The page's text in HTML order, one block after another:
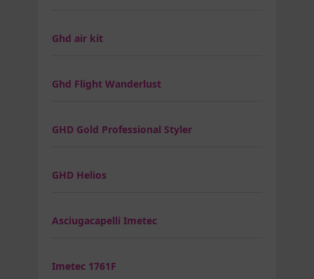
Ghd air kit
Ghd Flight Wanderlust
GHD Gold Professional Styler
GHD Helios
Asciugacapelli Imetec
Imetec 1761F